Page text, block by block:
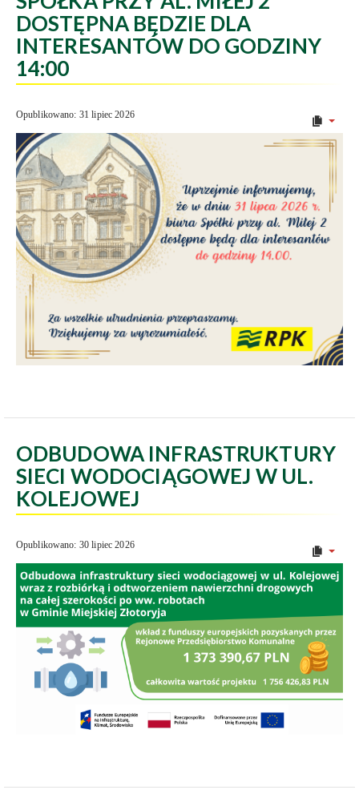
DOSTĘPNA BĘDZIE DLA
INTERESANTÓW DO GODZINY
14:00
Opublikowano: 31 lipiec 2026
ODBUDOWA INFRASTRUKTURY
SIECI WODOCIĄGOWEJ W UL.
KOLEJOWEJ
Opublikowano: 30 lipiec 2026